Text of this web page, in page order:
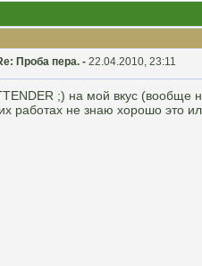
Проба пера. - 22.04.2010, 23:11
;) на мой вкус (вообще
работах не знаю хорошо это